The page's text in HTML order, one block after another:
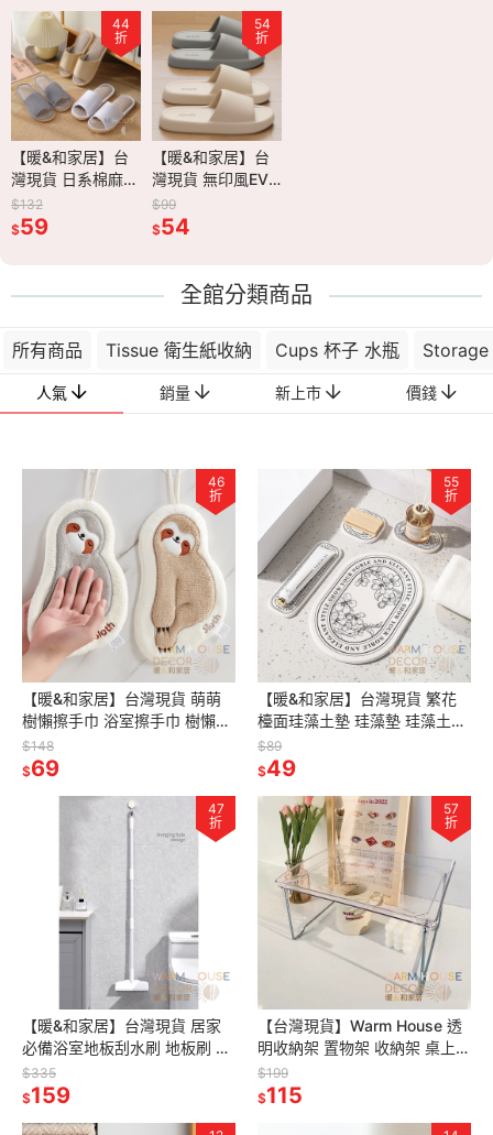
44
折
【暖&和家居】台
灣現貨 日系棉麻室
內拖鞋 拖鞋 室內
拖鞋 男女拖鞋 棉
$132
$59
54
折
【暖&和家居】台
灣現貨 無印風EVA
拖鞋 浴室拖鞋 居
家拖鞋 男女拖鞋
居家拖鞋
$99
$54
5
折
居】台
油色浴室
珪藻土
墊 浴
折
【暖&和家居】台
灣現貨 花磚珪藻土
地墊 矽藻土地墊
珪藻土軟地墊 吸水
【台灣現貨】
Warm House 居家
全館分類商品
所有商品 Tissue 衛生紙收納 Cups 杯子 水瓶 Storage
人氣 銷量 新上市 價錢
46
折
【暖&和家居】台灣現貨 萌萌
樹懶擦手巾 浴室擦手巾 樹懶擦
手巾 毛巾 厚實擦手巾 吸水擦手
巾 不掉毛擦手巾 可機洗擦手巾
$148
$69
55
折
【暖&和家居】台灣現貨 繁花
檯面珪藻土墊 珪藻墊 珪藻土杯
墊 洗漱檯墊 浴室收納墊 硅藻土
$89
$49
47
折
【暖&和家居】台灣現貨 居家
必備浴室地板刮水刷 地板刷 浴
室清潔刷 硬毛地板刷 可調地板
刷 玻璃刮水器 水漬污垢清潔刷
$335
$159
57
折
【台灣現貨】Warm House 透
明收納架 置物架 收納架 桌上收
納架 化妝品收納架 廚房收納架
浴室收收納 桌面收納
$199
$115